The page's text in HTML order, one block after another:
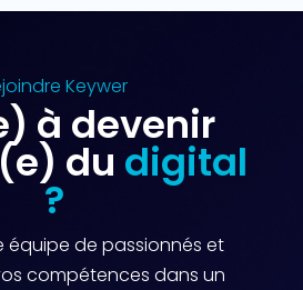
Keywer
à devenir
du digital
?
équipe de passionnés et
compétences dans un